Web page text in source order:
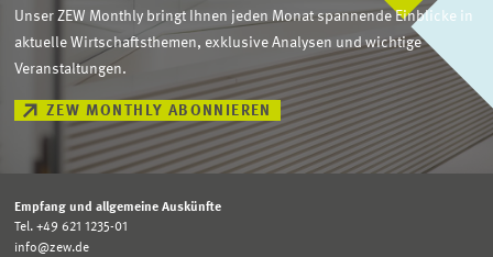
Unser ZEW Monthly bringt Ihnen jeden Monat spannende Einblicke in
aktuelle Wirtschaftsthemen, exklusive Analysen und wichtige
Veranstaltungen.
ZEW MONTHLY ABONNIEREN
Empfang und allgemeine Auskünfte
Tel. +49 621 1235-01
info@zew.de